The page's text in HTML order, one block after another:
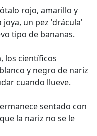
rojo, amarillo y
joya, un pez 'drácula'
tipo de bananas.
los científicos
y negro de nariz
cuando llueve.
sentado con
la nariz no se le